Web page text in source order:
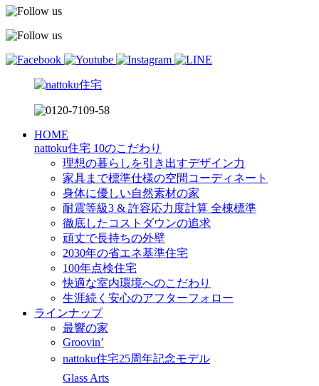
HOME
nattoku住宅 10のこだわり
理想の暮らしを引き出すデザイン力
家具まで標準仕様の空間コーディネート
身体に優しい自然素材の家
耐震等級3 & 許容応力度計算 全棟標準
徹底したコストダウンの追求
頑丈で長持ちの外壁
2030年の省エネ基準住宅
100年点検住宅
快適な室内環境へのこだわり
生涯続く安心のアフターフォロー
ラインナップ
最響の家
Groovin’
nattoku住宅25周年記念モデル
Glass Arts